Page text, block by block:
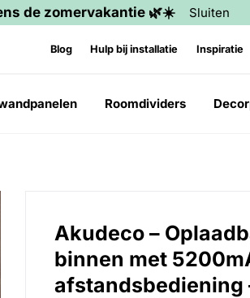
de zomervakantie 🌿☀️ Sluiten
Blog Hulp bij installatie Inspiratie
Roomdividers
Akudeco –
binnen met
afstandsbediening